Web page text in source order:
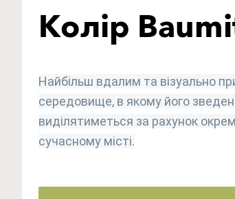
Колір
Найбільш вдалим та візуально
середовище, в якому його
виділятиметься за рахунок
сучасному місті.